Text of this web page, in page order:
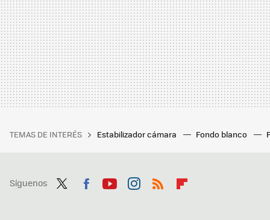
TEMAS DE INTERÉS Estabilizador cámara Fondo blanco
Síguenos